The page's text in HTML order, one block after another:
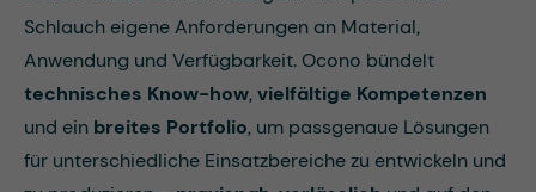
Schlauch eigene Anforderungen an Material,
Anwendung und Verfügbarkeit. Ocono bündelt
technisches Know-how,vielfältige Kompetenzen
und ein breites Portfolio, um passgenaue Lösungen
für unterschiedliche Einsatzbereiche zu entwickeln und